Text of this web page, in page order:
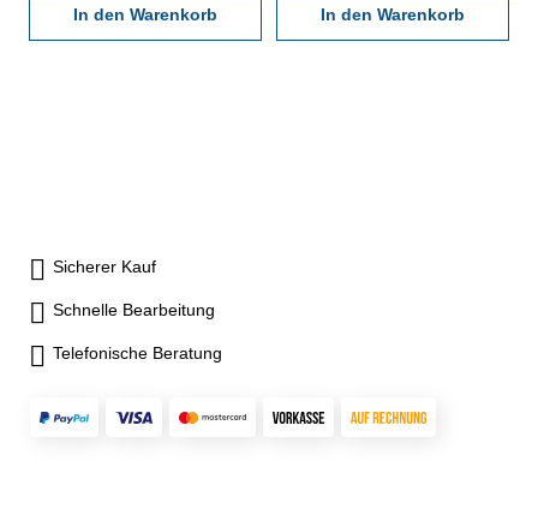
Justage durch drehbares
Gehäuse- 1 fester- und 1
In den Warenkorb
Justage durch drehbares
Gehäuse- 1 fester- und 1
In den Warenkorb
Sicherer Kauf
Schnelle Bearbeitung
Telefonische Beratung